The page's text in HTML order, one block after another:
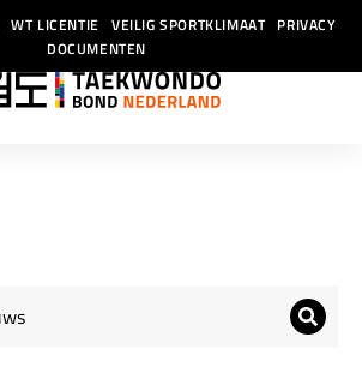
WT LICENTIE VEILIG SPORTKLIMAAT PRIVACY
DOCUMENTEN